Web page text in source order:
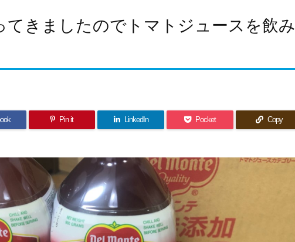
てきましたのでトマトジュースを飲み
Pin it LinkedIn Pocket Copy